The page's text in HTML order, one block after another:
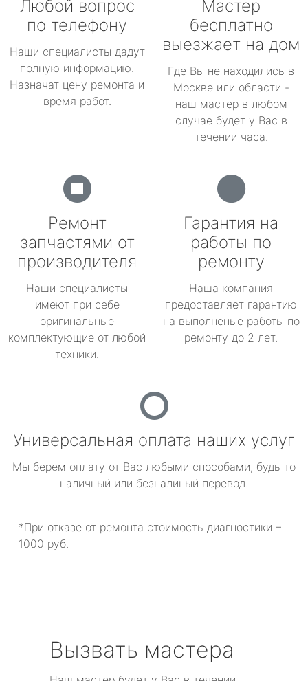
Любой вопрос
по телефону
Наши специалисты дадут
полную информацию.
Назначат цену ремонта и
время работ.
Мастер
бесплатно
выезжает на дом
Где Вы не находились в
Москве или области -
наш мастер в любом
случае будет у Вас в
течении часа.
Ремонт
запчастями от
производителя
Наши специалисты
имеют при себе
оригинальные
комплектующие от любой
техники.
Гарантия на
работы по
ремонту
Наша компания
предоставляет гарантию
на выполненые работы по
ремонту до 2 лет.
Универсальная оплата наших услуг
Мы берем оплату от Вас любыми способами, будь то
наличный или безналиный перевод.
*При отказе от ремонта стоимость диагностики –
1000 руб.
Вызвать мастера